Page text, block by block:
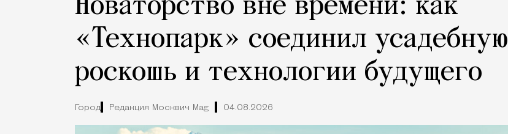
Новаторство вне времени: как
«Технопарк» соединил усадебную
роскошь и технологии будущего
Город Редакция Москвич Mag 04.08.2026